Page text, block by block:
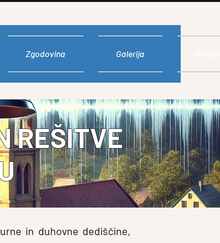
Zgodovina Galerija
REŠITVE
in duhovne dediščine,